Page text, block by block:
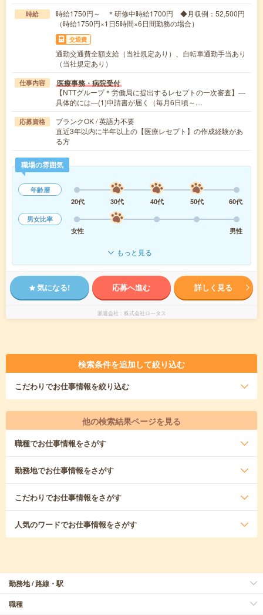
時給
時給1750円～ ＊研修中時給1700円 ◆月収例：52,500円
（時給1750円×1日5時間×6日間勤務の場合）
交通費
通勤交通費全額支給（当社規定あり）、自転車通勤手当あり
（当社規定あり）
仕事内容 医療事務・病院受付
【NTTグループ＊労働局に提出するレセプトの一次審査】―
具体的には―(1)申請書が届く（毎月6日頃～…
応募資格
ブランクOK / 英語力不要
直近3年以内に半年以上の【医療レセプト】の作成経験があ
る方
職場の雰囲気
年齢層
20代
30代 40代 50代
60代
男女比率
女性
男性
もっと見る
気になる! 応募へ進む 詳しく見る
派遣会社 株式会社ロータス
検索条件を追加して絞り込む
こだわりでお仕事情報を絞り込む
他の検索結果ページを見る
職種でお仕事情報をさがす
勤務地でお仕事情報をさがす
こだわりでお仕事情報をさがす
人気のワードでお仕事情報をさがす
勤務地 / 路線・駅
職種